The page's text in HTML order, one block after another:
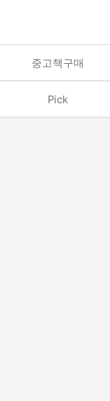
중고책구매
Pick